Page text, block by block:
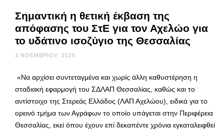
Σημαντική η θετική έκβαση της
απόφασης του ΣτΕ για τον Αχελώο για
το υδάτινο ισοζύγιο της Θεσσαλίας
3 ΝΟΕΜΒΡΊΟΥ, 2025
«Να αρχίσει συντεταγμένα και χωρίς άλλη καθυστέρηση η
σταδιακή εφαρμογή του ΣΔΛΑΠ Θεσσαλίας, καθώς και το
αντίστοιχο της Στερεάς Ελλάδος (ΛΑΠ Αχελώου), ειδικά για το
ορεινό τμήμα των Αγράφων το οποίο υπάγεται στην Περιφέρεια
Θεσσαλίας, εκεί όπου έχουν επί δεκαπέντε χρόνια εγκαταλειφθεί